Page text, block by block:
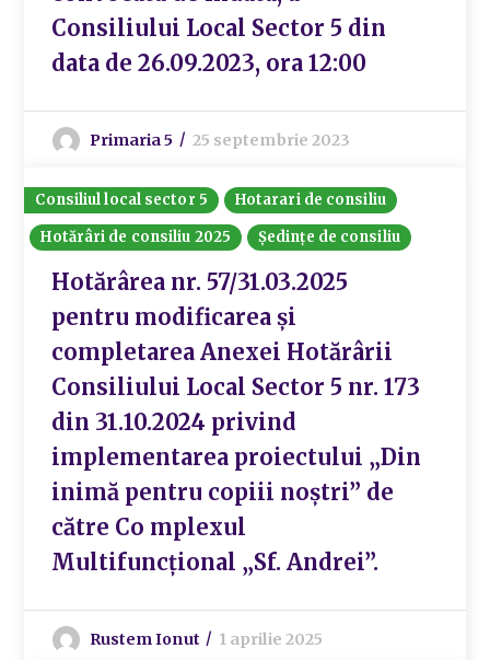
Consiliului Local Sector 5 din
data de 26.09.2023, ora 12:00
Primaria 5 25 septembrie 2023
Consiliul local sector 5
Hotarari de consiliu
Hotărâri de consiliu 2025
Ședințe de consiliu
Hotărârea nr. 57/31.03.2025
pentru modificarea și
completarea Anexei Hotărârii
Consiliului Local Sector 5 nr. 173
din 31.10.2024 privind
implementarea proiectului „Din
inimă pentru copiii noștri” de
către Co mplexul
Multifuncțional „Sf. Andrei”.
Rustem Ionut 1 aprilie 2025